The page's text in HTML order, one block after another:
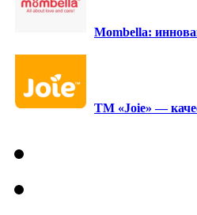
Mombella:
ТМ «Joie» —